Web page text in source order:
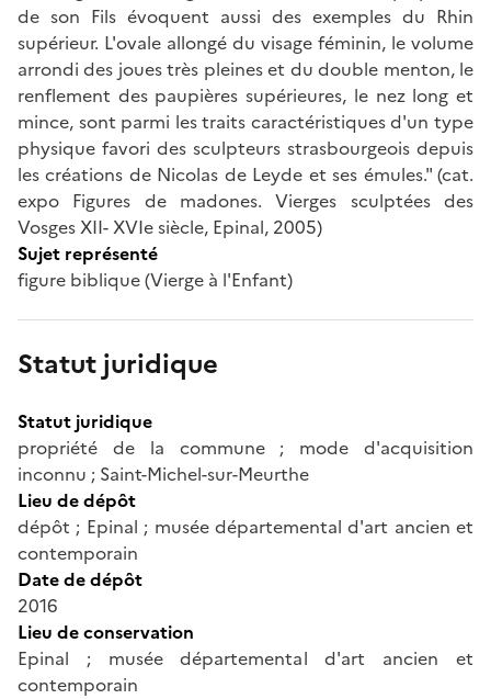
de son Fils évoquent aussi des exemples du Rhin
supérieur. L'ovale allongé du visage féminin, le volume
arrondi des joues très pleines et du double menton, le
renflement des paupières supérieures, le nez long et
mince, sont parmi les traits caractéristiques d'un type
physique favori des sculpteurs strasbourgeois depuis
les créations de Nicolas de Leyde et ses émules." (cat.
expo Figures de madones. Vierges sculptées des
Vosges XII- XVIe siècle, Epinal, 2005)
Sujet représenté
figure biblique (Vierge à l'Enfant)
Statut juridique
Statut juridique
propriété de la commune ; mode d'acquisition
inconnu ; Saint-Michel-sur-Meurthe
Lieu de dépôt
dépôt ; Epinal ; musée départemental d'art ancien et
contemporain
Date de dépôt
2016
Lieu de conservation
Epinal ; musée départemental d'art ancien et
contemporain